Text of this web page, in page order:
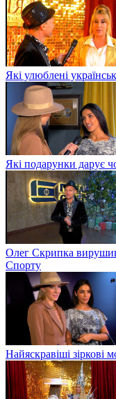
Які улюблені
Які подарунки дарує
Олег Скрипка вирушив
Спорту
Найяскравіші зіркові